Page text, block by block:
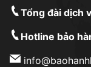
Tổng đài dịch
Hotline bảo